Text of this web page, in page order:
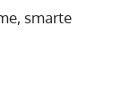
smarte